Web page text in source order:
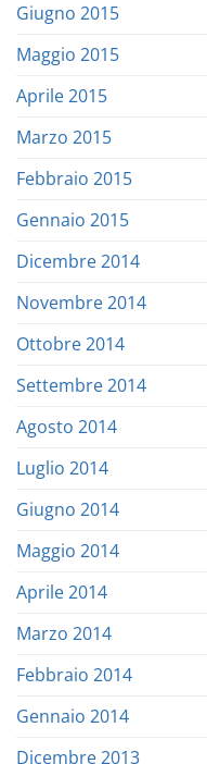
Giugno 2015
Maggio 2015
Aprile 2015
Marzo 2015
Febbraio 2015
Gennaio 2015
Dicembre 2014
Novembre 2014
Ottobre 2014
Settembre 2014
Agosto 2014
Luglio 2014
Giugno 2014
Maggio 2014
Aprile 2014
Marzo 2014
Febbraio 2014
Gennaio 2014
Dicembre 2013